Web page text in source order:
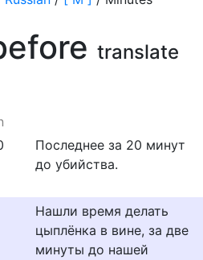
translate
Последнее за 20 минут
до убийства.
Нашли время делать
цыплёнка в вине, за две
минуты до нашей